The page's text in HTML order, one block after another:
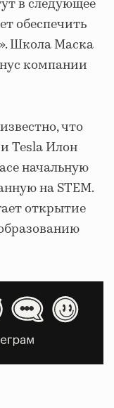
в следующее
обеспечить
Школа Маска
компании
что
Tesla Илон
начальную
на STEM.
открытие